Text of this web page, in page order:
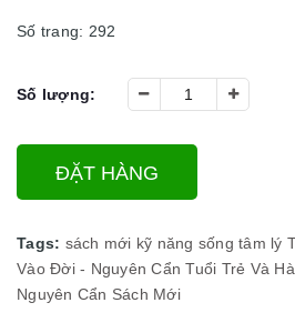
Số trang: 292
Số lượng:
ĐẶT HÀNG
Tags: sách mới kỹ năng sống tâm lý
Vào Đời - Nguyên Cẩn Tuổi Trẻ Và
Nguyên Cẩn Sách Mới